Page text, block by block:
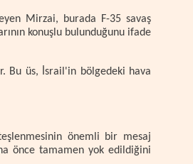
Mirzai, burada F-35 savaş
konuşlu bulunduğunu ifade
Bu üs, İsrail'in bölgedeki hava
önemli bir mesaj
önce tamamen yok edildiğini